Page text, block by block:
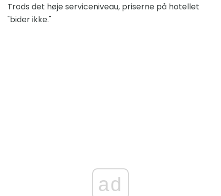
Trods det høje serviceniveau, priserne på hotellet
"bider ikke."
ad